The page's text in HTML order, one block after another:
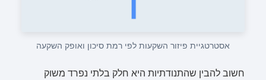
אסטרטגיית פיזור השקעות לפי רמת סיכון ואופק השקעה
חשוב להבין שהתנודתיות היא חלק בלתי נפרד משוק